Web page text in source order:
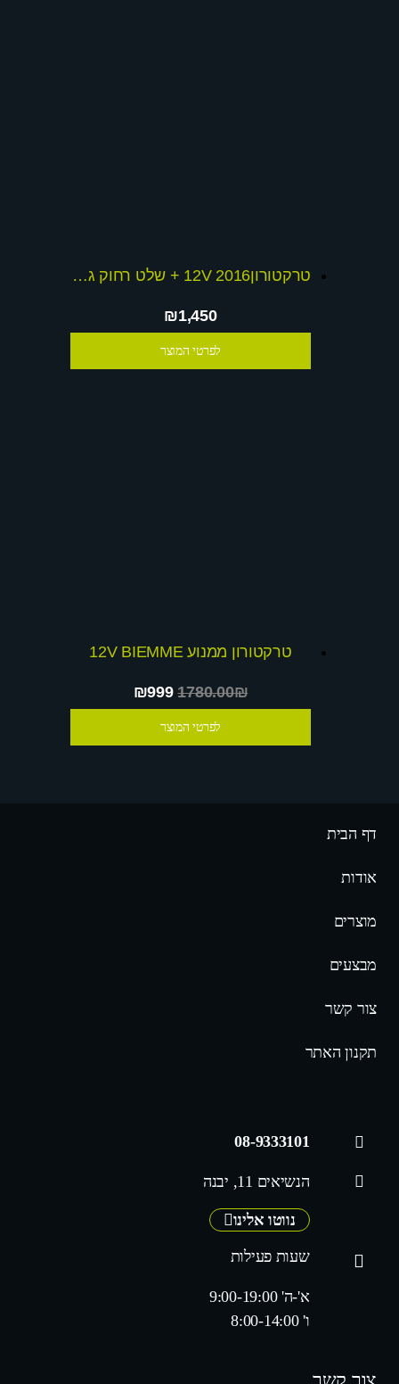
טרקטורון2016 12V + שלט רחוק גלגלי אויר!
₪1,450
לפרטי המוצר
טרקטורון ממנוע 12V BIEMME
₪9991780.00₪
לפרטי המוצר
דף הבית
אודות
מוצרים
מבצעים
צור קשר
תקנון האתר
08-9333101
הנשיאים 11, יבנה
נווטו אלינו
שעות פעילות
א'-ה' 9:00-19:00
ו' 8:00-14:00